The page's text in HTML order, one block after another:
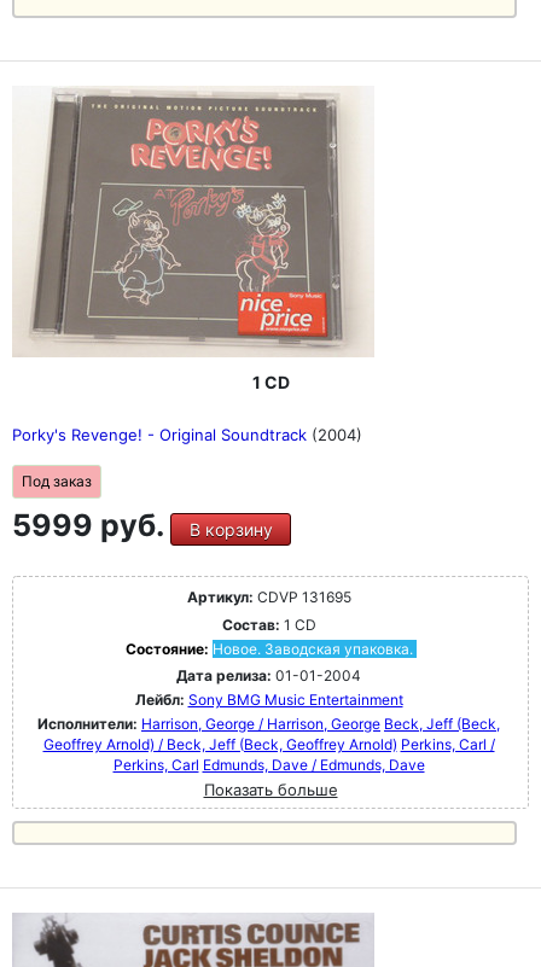
1 CD
Porky's Revenge! - Original Soundtrack (2004)
Под заказ
5999 руб. В корзину
Артикул: CDVP 131695
Состав: 1 CD
Состояние: Новое. Заводская упаковка.
Дата релиза: 01-01-2004
Лейбл: Sony BMG Music Entertainment
Исполнители: Harrison, George / Harrison, George Beck, Jeff (Beck,
Geoffrey Arnold) / Beck, Jeff (Beck, Geoffrey Arnold) Perkins, Carl /
Perkins, Carl Edmunds, Dave / Edmunds, Dave
Показать больше